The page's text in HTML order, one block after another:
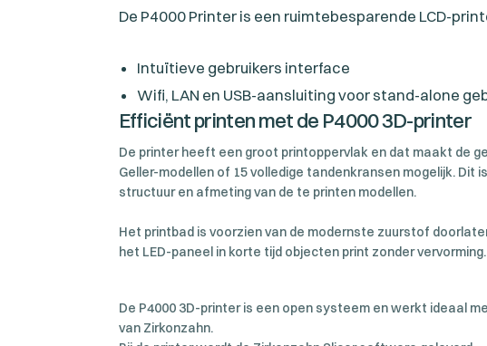
De P4000 Printer is een ruimtebesparende LCD-
Intuïtieve gebruikers interface
Wifi, LAN en USB-aansluiting voor stand-alone
Efficiënt printen met de P4000 3D-printer
De printer heeft een groot printoppervlak en dat maakt de
Geller-modellen of 15 volledige tandenkransen mogelijk. Dit
structuur en afmeting van de te printen modellen.
Het printbad is voorzien van de modernste zuurstof
het LED-paneel in korte tijd objecten print zonder vervorming.
De P4000 3D-printer is een open systeem en werkt ideaal
van Zirkonzahn.